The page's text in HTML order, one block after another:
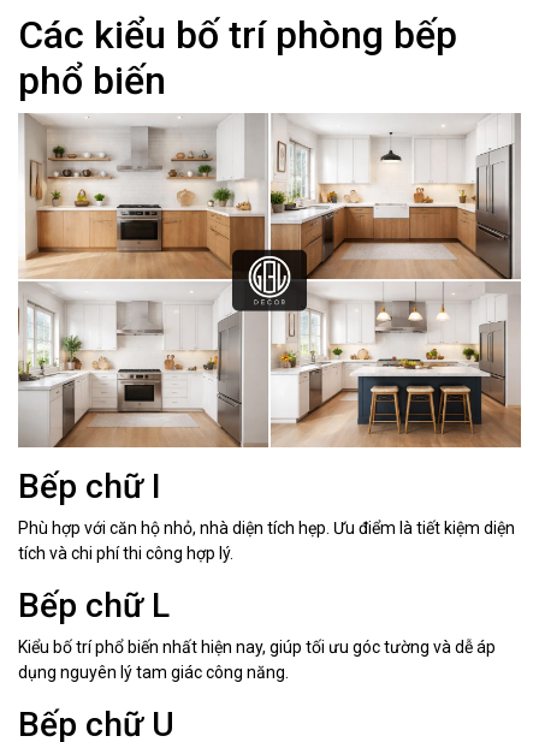
Các kiểu bố trí phòng bếp
phổ biến
Bếp chữ I
Phù hợp với căn hộ nhỏ, nhà diện tích hẹp. Ưu điểm là tiết kiệm diện
tích và chi phí thi công hợp lý.
Bếp chữ L
Kiểu bố trí phổ biến nhất hiện nay, giúp tối ưu góc tường và dễ áp
dụng nguyên lý tam giác công năng.
Bếp chữ U